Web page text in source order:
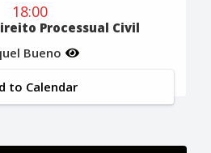
18:00
Processual Civil
Bueno
to Calendar